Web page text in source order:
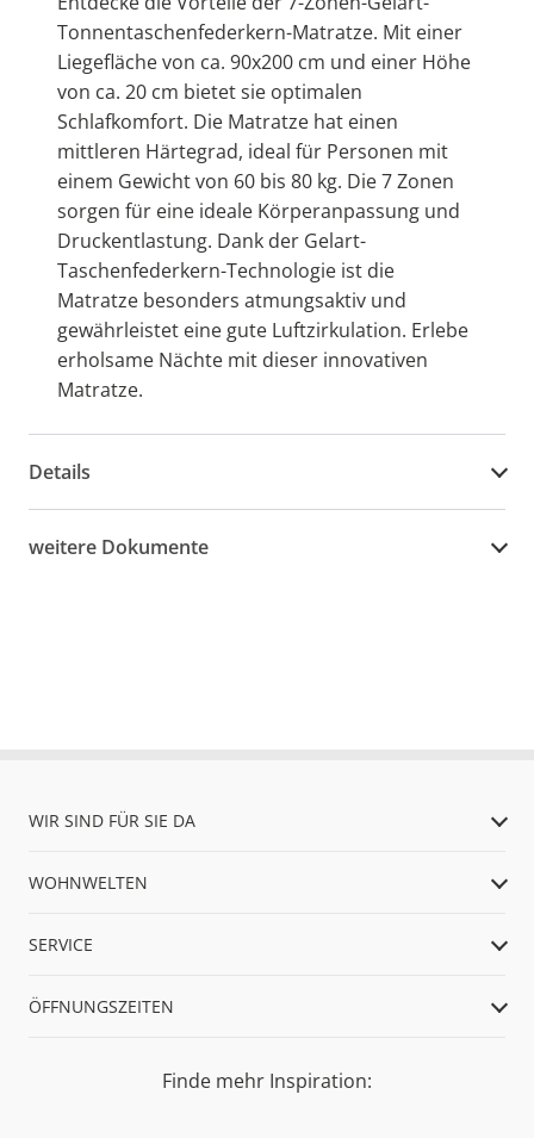
Tonnentaschenfederkern-Matratze. Mit einer
Liegefläche von ca. 90x200 cm und einer Höhe
von ca. 20 cm bietet sie optimalen
Schlafkomfort. Die Matratze hat einen
mittleren Härtegrad, ideal für Personen mit
einem Gewicht von 60 bis 80 kg. Die 7 Zonen
sorgen für eine ideale Körperanpassung und
Druckentlastung. Dank der Gelart-
Taschenfederkern-Technologie ist die
Matratze besonders atmungsaktiv und
gewährleistet eine gute Luftzirkulation. Erlebe
erholsame Nächte mit dieser innovativen
Matratze.
Details
weitere Dokumente
WIR SIND FÜR SIE DA
WOHNWELTEN
SERVICE
ÖFFNUNGSZEITEN
Finde mehr Inspiration: